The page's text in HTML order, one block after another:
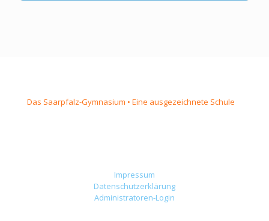
Das Saarpfalz-Gymnasium • Eine ausgezeichnete Schule
Impressum
Datenschutzerklärung
Administratoren-Login